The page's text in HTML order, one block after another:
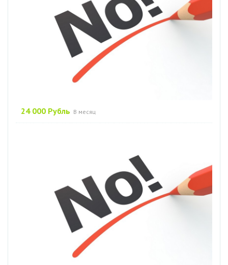
24 000 Рубль В месяц